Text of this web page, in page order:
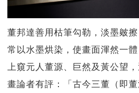
董邦達善用枯筆勾勒，淡墨皴
常以水墨烘染，使畫面渾然一
上窺元人董源、巨然及黃公望
畫論者有評：「古今三董（即